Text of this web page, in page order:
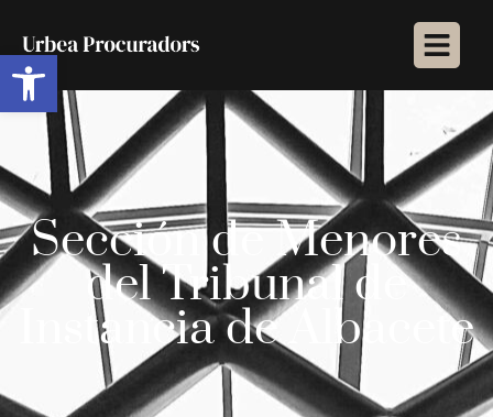
Abrir barra de herramientas
Sección de Menores
del Tribunal de
Instancia de Albacete